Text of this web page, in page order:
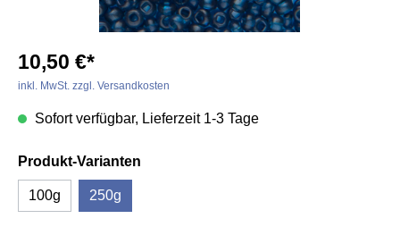
10,50 €*
inkl. MwSt. zzgl. Versandkosten
Sofort verfügbar, Lieferzeit 1-3 Tage
Produkt-Varianten
100g 250g